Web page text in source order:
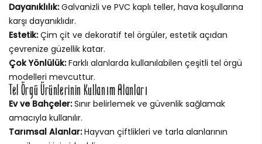
Dayanıklılık:Galvanizli ve PVC kaplı teller, hava koşullarına
karşı dayanıklıdır.
Estetik:Çim çit ve dekoratif tel örgüler, estetik açıdan
çevrenize güzellik katar.
Çok Yönlülük:Farklı alanlarda kullanılabilen çeşitli tel örgü
modelleri mevcuttur.
Tel Örgü Ürünlerinin Kullanım Alanları
Ev ve Bahçeler:Sınır belirlemek ve güvenlik sağlamak
amacıyla kullanılır.
Tarımsal Alanlar:Hayvan çiftlikleri ve tarla alanlarının